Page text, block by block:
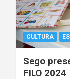
CULTURA
Sego
FILO 2024